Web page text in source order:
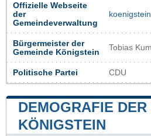
Offizielle Webseite
der
Gemeindeverwaltung
Bürgermeister der
Gemeinde Königstein
Tobias
Politische Partei CDU
DEMOGRAFIE
KÖNIGSTEIN